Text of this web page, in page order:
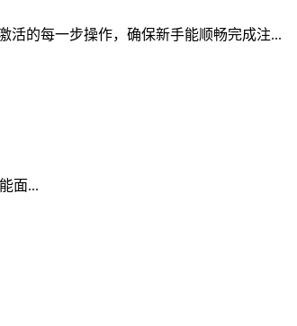
活的每一步操作，确保新手能顺畅完成注...
面...